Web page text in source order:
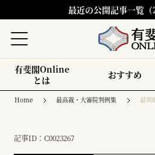
最近の公開記事一覧（
有斐閣Online
とは
おすすめ
Home 最高裁・大審院判例集 最判
記事ID：C0023267